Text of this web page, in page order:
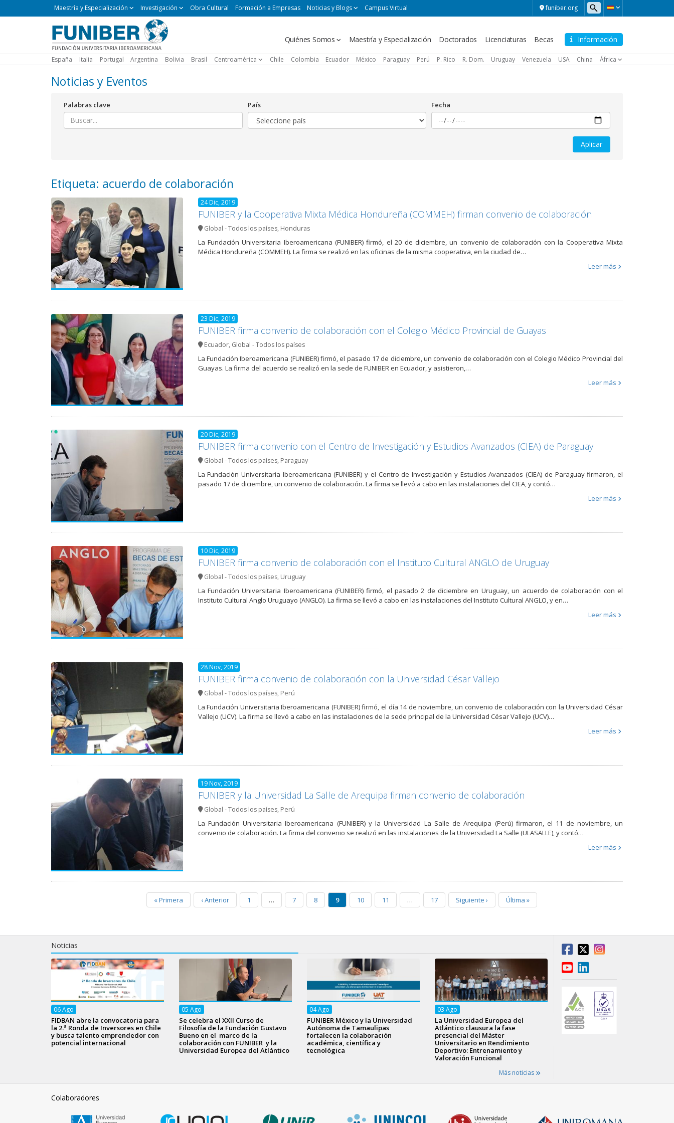
funiber.org
Maestría
Maestría y Especialización Investigación Obra Cultural Formación a Empresas Noticias y Blogs Campus Virtual
Información
Navegación
Quiénes Somos Maestría y Especialización Doctorados Licenciaturas Becas
España Italia Portugal Argentina Bolivia Brasil Centroamérica Chile Colombia Ecuador México Paraguay Perú P. Rico R. Dom. Uruguay Venezuela USA China África
Noticias y Eventos
Palabras clave País Fecha
Etiqueta: acuerdo de colaboración
24 Dic, 2019
FUNIBER y la Cooperativa Mixta Médica Hondureña (COMMEH) firman convenio de colaboración
Global - Todos los países, Honduras
La Fundación Universitaria Iberoamericana (FUNIBER) firmó, el 20 de diciembre, un convenio de colaboración con la Cooperativa Mixta
Médica Hondureña (COMMEH). La firma se realizó en las oficinas de la misma cooperativa, en la ciudad de…
Leer más
23 Dic, 2019
FUNIBER firma convenio de colaboración con el Colegio Médico Provincial de Guayas
Ecuador, Global - Todos los países
La Fundación Iberoamericana (FUNIBER) firmó, el pasado 17 de diciembre, un convenio de colaboración con el Colegio Médico Provincial del
Guayas. La firma del acuerdo se realizó en la sede de FUNIBER en Ecuador, y asistieron,…
Leer más
20 Dic, 2019
FUNIBER firma convenio con el Centro de Investigación y Estudios Avanzados (CIEA) de Paraguay
Global - Todos los países, Paraguay
La Fundación Universitaria Iberoamericana (FUNIBER) y el Centro de Investigación y Estudios Avanzados (CIEA) de Paraguay firmaron, el
pasado 17 de diciembre, un convenio de colaboración. La firma se llevó a cabo en las instalaciones del CIEA, y contó…
Leer más
10 Dic, 2019
FUNIBER firma convenio de colaboración con el Instituto Cultural ANGLO de Uruguay
Global - Todos los países, Uruguay
La Fundación Universitaria Iberoamericana (FUNIBER) firmó, el pasado 2 de diciembre en Uruguay, un acuerdo de colaboración con el
Instituto Cultural Anglo Uruguayo (ANGLO). La firma se llevó a cabo en las instalaciones del Instituto Cultural ANGLO, y en…
Leer más
28 Nov, 2019
FUNIBER firma convenio de colaboración con la Universidad César Vallejo
Global - Todos los países, Perú
La Fundación Universitaria Iberoamericana (FUNIBER) firmó, el día 14 de noviembre, un convenio de colaboración con la Universidad César
Vallejo (UCV). La firma se llevó a cabo en las instalaciones de la sede principal de la Universidad César Vallejo (UCV)…
Leer más
19 Nov, 2019
FUNIBER y la Universidad La Salle de Arequipa firman convenio de colaboración
Global - Todos los países, Perú
La Fundación Universitaria Iberoamericana (FUNIBER) y la Universidad La Salle de Arequipa (Perú) firmaron, el 11 de noviembre, un
convenio de colaboración. La firma del convenio se realizó en las instalaciones de la Universidad La Salle (ULASALLE), y contó…
Leer más
«Primera ‹Anterior 1 … 7 8 9 10 11 … 17 Siguiente › Última »
Noticias
06Ago
FIDBAN abre la convocatoria para
la 2.ª Ronda de Inversores en Chile
y busca talento emprendedor con
potencial internacional
05 Ago
Se celebra el XXII Curso de
Filosofía de la Fundación Gustavo
Bueno en el marco de la
colaboración con FUNIBER y la
Universidad Europea del Atlántico
04Ago
FUNIBER México y la Universidad
Autónoma de Tamaulipas
fortalecen la colaboración
académica, científica y
tecnológica
03 Ago
La Universidad Europea del
Atlántico clausura la fase
presencial del Máster
Universitario en Rendimiento
Deportivo: Entrenamiento y
Valoración Funcional
Más noticias
Colaboradores